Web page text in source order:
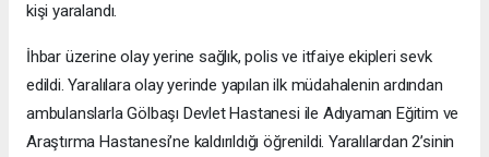
kişi yaralandı.
İhbar üzerine olay yerine sağlık, polis ve itfaiye ekipleri sevk
edildi. Yaralılara olay yerinde yapılan ilk müdahalenin ardından
ambulanslarla Gölbaşı Devlet Hastanesi ile Adıyaman Eğitim ve
Araştırma Hastanesi’ne kaldırıldığı öğrenildi. Yaralılardan 2’sinin